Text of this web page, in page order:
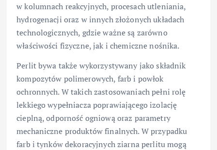
w kolumnach reakcyjnych, procesach utleniania,
hydrogenacji oraz w innych złożonych układach
technologicznych, gdzie ważne są zarówno
właściwości fizyczne, jak i chemiczne nośnika.
Perlit bywa także wykorzystywany jako składnik
kompozytów polimerowych, farb i powłok
ochronnych. W takich zastosowaniach pełni rolę
lekkiego wypełniacza poprawiającego izolację
cieplną, odporność ogniową oraz parametry
mechaniczne produktów finalnych. W przypadku
farb i tynków dekoracyjnych ziarna perlitu mogą